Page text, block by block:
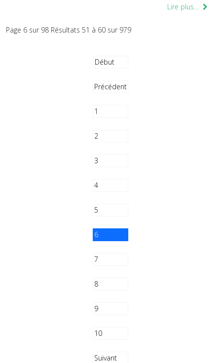
Lire plus...
Page 6 sur 98 Résultats 51 à 60 sur 979
Début
Précédent
1
2
3
4
5
6
7
8
9
10
Suivant